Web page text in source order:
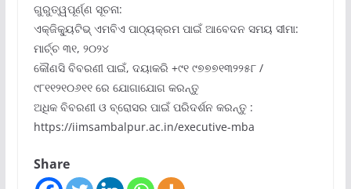
ଗୁରୁତ୍ୱପୂର୍ଣ୍ଣ ସୂଚନା:
ଏକ୍‌ଜିକ୍ୟୁଟିଭ୍ ଏମବିଏ ପାଠ୍ୟକ୍ରମ ପାଇଁ ଆବେଦନ ସମୟ ସୀମା:
ମାର୍ଚ୍ଚ ୩୧, ୨୦୨୪
କୌଣସି ବିବରଣୀ ପାଇଁ, ଦୟାକରି +୯୧ ୯୭୭୭୧୩୨୨୫୮ /
୯୮୧୧୨୧୦୬୧୧ ରେ ଯୋଗାଯୋଗ କରନ୍ତୁ
ଅଧିକ ବିବରଣୀ ଓ ବ୍ରୋସର ପାଇଁ ପରିଦର୍ଶନ କରନ୍ତୁ :
https://iimsambalpur.ac.in/executive-mba
Share